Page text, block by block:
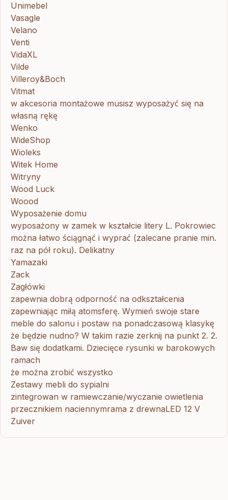
Unimebel
Vasagle
Velano
Venti
VidaXL
Vilde
Villeroy&Boch
Vitmat
w akcesoria montażowe musisz wyposażyć się na
własną rękę
Wenko
WideShop
Wioleks
Witek Home
Witryny
Wood Luck
Woood
Wyposażenie domu
wyposażony w zamek w kształcie litery L. Pokrowiec
można łatwo ściągnąć i wyprać (zalecane pranie min.
raz na pół roku). Delikatny
Yamazaki
Zack
Zagłówki
zapewnia dobrą odporność na odkształcenia
zapewniając miłą atomsferę. Wymień swoje stare
meble do salonu i postaw na ponadczasową klasykę
że będzie nudno? W takim razie zerknij na punkt 2. 2.
Baw się dodatkami. Dziecięce rysunki w barokowych
ramach
że można zrobić wszystko
Zestawy mebli do sypialni
zintegrowan w ramiewczanie/wyczanie owietlenia
przecznikiem naciennymrama z drewnaLED 12 V
Zuiver